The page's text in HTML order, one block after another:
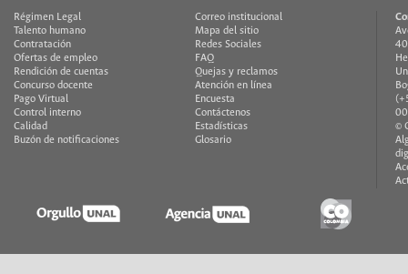
Régimen Legal
Talento humano
Contratación
Ofertas de empleo
Rendición de cuentas
Concurso docente
Pago Virtual
Control interno
Calidad
Buzón de notificaciones
Correo institucional
Mapa del sitio
Redes Sociales
FAQ
Quejas y reclamos
Atención en línea
Encuesta
Contáctenos
Estadísticas
Glosario
©